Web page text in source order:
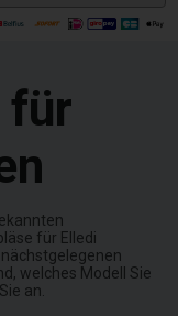
für
für Elledi
welches Modell Sie
an.